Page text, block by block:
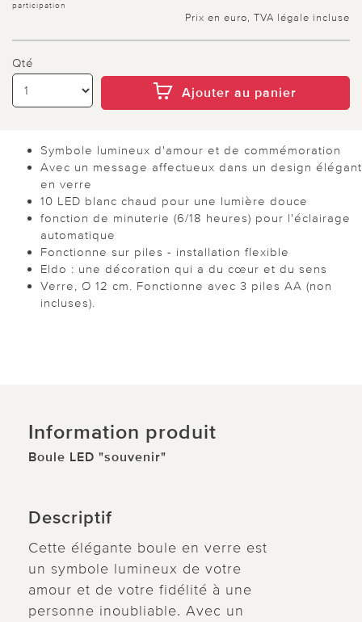
participation
Prix en euro, TVA légale incluse
Qté
Ajouter au panier
Symbole lumineux d'amour et de commémoration
Avec un message affectueux dans un design élégant
en verre
10 LED blanc chaud pour une lumière douce
fonction de minuterie (6/18 heures) pour l'éclairage
automatique
Fonctionne sur piles - installation flexible
Eldo : une décoration qui a du cœur et du sens
Verre, Ø 12 cm. Fonctionne avec 3 piles AA (non
incluses).
Information produit
Boule LED "souvenir"
Descriptif
Cette élégante boule en verre est
un symbole lumineux de votre
amour et de votre fidélité à une
personne inoubliable. Avec un